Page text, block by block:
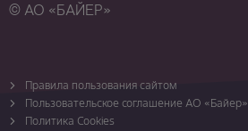
© АО «БАЙЕР»
Правила пользования сайтом
Пользовательское соглашение АО «Байер»
Политика Cookies